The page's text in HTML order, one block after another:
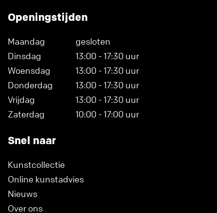
Openingstijden
Maandag
gesloten
Dinsdag
13:00 - 17:30 uur
Woensdag
13:00 - 17:30 uur
Donderdag
13:00 - 17:30 uur
Vrijdag
13:00 - 17:30 uur
Zaterdag
10:00 - 17:00 uur
Snel naar
Kunstcollectie
Online kunstadvies
Nieuws
Over ons